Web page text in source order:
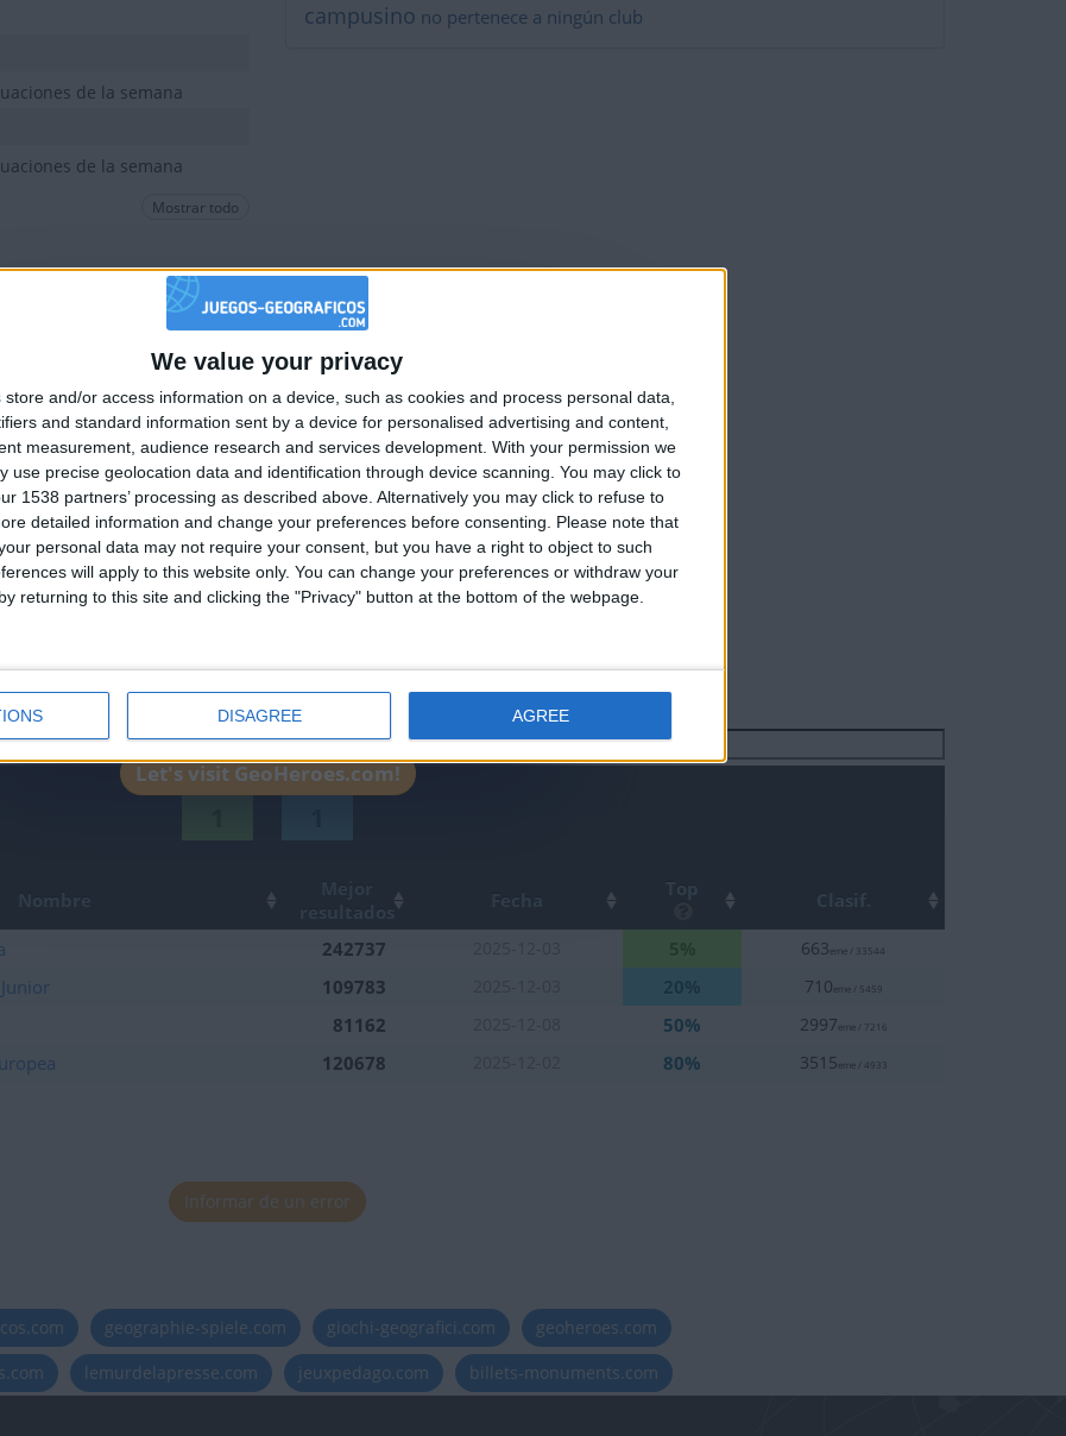
We value your privacy
store and/or access information on a device, such as cookies and process personal data,
and standard information sent by a device for personalised advertising and content,
measurement, audience research and services development. With your permission we
use precise geolocation data and identification through device scanning. You may click to
1538 partners’ processing as described above. Alternatively you may click to refuse to
detailed information and change your preferences before consenting.
Please note that
personal data may not require your consent, but you have a right to object to such
will apply to this website only. You can change your preferences or withdraw your
returning to this site and clicking the "Privacy" button at the bottom of the webpage.
DISAGREE AGREE
de la semana
de la semana
Mostrar todo
campusino no pertenece a ningún club
Buscar:
Nombre
Mejor
resultados
Fecha Top Clasif.
242737 5% 663eme / 33544
109783 20% 710eme / 5459
81162 50% 2997eme / 7216
120678 80% 3515eme / 4933
Informar de un error
geographie-spiele.com giochi-geografici.com
geoheroes.com
lemurdelapresse.com jeuxpedago.com billets-monuments.com
🇺🇸 We noticed you’re visiting from
an English-speaking country
Join our American version now and be among
the firsts to submit your score on our
leaderboards!
Let's visit GeoHeroes.com!